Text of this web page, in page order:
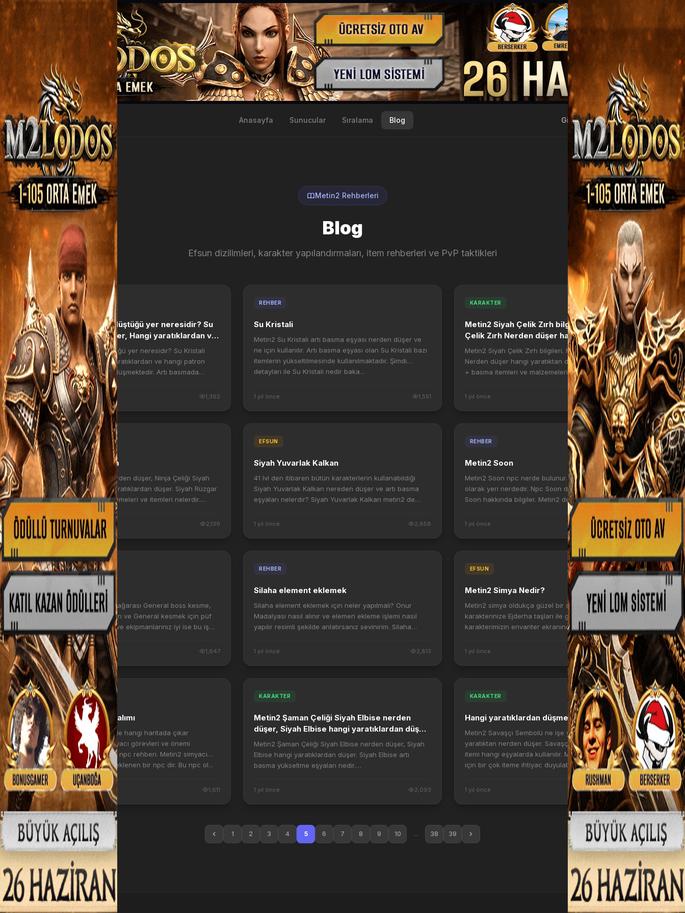
EP Kazan Anasayfa Sunucular Sıralama Blog Giriş Yap Kayıt Ol
Metin2 Rehberleri
Blog
Efsun dizilimleri, karakter yapılandırmaları, item rehberleri ve PvP taktikleri
REHBER
Metin2 Su Kristali düştüğü yer neresidir? Su
Kristali nerden düşer, Hangi yaratıklardan ve
hangi patron bosslardan Su Kr...
Metin2 Su Kristali düştüğü yer neresidir? Su Kristali
nerden düşer, Hangi yaratıklardan ve hangi patron
bosslardan Su Kristali düşmektedir. Artı basmada
metin2 de bu item işinize yarayacaktır. Detaylı...
1 yıl önce 1,362
REHBER
Su Kristali
Metin2 Su Kristali artı basma eşyası nerden düşer ve
ne için kullanılır. Artı basma eşyası olan Su Kristali bazı
itemlerin yükseltilmesinde kullanılmaktadır. Şimdi
detayları ile Su Kristali nedir baka...
1 yıl önce 1,551
KARAKTER
Metin2 Siyah Çelik Zırh bilgileri. Metin2 Siyah
Çelik Zırh Nerden düşer hangi yaratıktan
düşer, Siyah Çelik Zırh + basma itemleri ve
malzemeleri nelerdir.
Metin2 Siyah Çelik Zırh bilgileri. Metin2 Siyah Çelik Zırh
Nerden düşer hangi yaratıktan düşer, Siyah Çelik Zırh
+ basma itemleri ve malzemeleri nelerdir.
https://4.bp.blogspot.com/-GmNWADusRfc/Wiwye7...
1 yıl önce 1,866
KARAKTER
Siyah Rüzgar Takım
Siyah Rüzgar Takım nerden düşer, Ninja Çeliği Siyah
Rüzgar Takımı hangi yaratıklardan düşer. Siyah Rüzgar
Takım artı basma malzemeleri ve itemleri nelerdir.
https://3.bp.blogspot.com/-CEOMVQBibA0/V6Q0...
1 yıl önce 2,139
EFSUN
Siyah Yuvarlak Kalkan
41 lvl den itibaren bütün karakterlerin kullanabildiği
Siyah Yuvarlak Kalkan nereden düşer ve artı basma
eşyaları nelerdir? Siyah Yuvarlak Kalkan metin2 de
1 yıl önce 2,658
REHBER
Metin2 Soon
Metin2 Soon npc nerde bulunur. Haritalı ve koordinatlı
olarak yeri nerdedir. Npc Soon dan alınan görevler ve
Soon hakkında bilgiler. Metin2 de npcler bize görev ve
bazı eşyaları veren görevlilerdir. S...
1 yıl önce 2,336
EFSUN
General Özellikleri
Metin2 2. Kat Sürgün mağarası General boss kesme,
General kesme efsunları ve General kesmek için püf
noktalar nelerdir? Ekip ve ekipmanlarınız iyi ise bu iş
kolay sayılır fakat General de kolay bir pa...
1 yıl önce 1,647
REHBER
Silaha element eklemek
Silaha element eklemek için neler yapılmalı? Onur
Madalyası nasıl alınır ve elemen ekleme işlemi nasıl
yapılır resimli şekilde anlatırsanız sevinirim. Silaha
1 yıl önce 2,813
EFSUN
Metin2 Simya Nedir?
Metin2 simya oldukça güzel bir sistemdir. Simya ile
karakterinize Ejderha taşları ile güç sağlarsınız. Şimdi
karakterimizin envanter ekranında bileziğimizin yanında
ki yeşil taşa tıklayalım ve simya n...
1 yıl önce 1,804
REHBER
Simyacı dan görev alımı
Metin2'de Simyacı nerde hangi haritada çıkar
koordinatları nedir. Simyacı görevleri ve önemi
hakkında detaylı olarak npc rehberi. Metin2 simyacı
yeni gelen özellikle ile eklenen bir npc dir. Bu npc ol...
1 yıl önce 1,611
KARAKTER
Metin2 Şaman Çeliği Siyah Elbise nerden
düşer, Siyah Elbise hangi yaratıklardan düşer.
Siyah Elbise artı basma yükseltme eşyaları
nedir.
Metin2 Şaman Çeliği Siyah Elbise nerden düşer, Siyah
Elbise hangi yaratıklardan düşer. Siyah Elbise artı
basma yükseltme eşyaları nedir.
YIZJqluh_HA/UatM_FaRZRI/AAAAAAAAAFQ/...
1 yıl önce 2,093
KARAKTER
Hangi yaratıklardan düşmektedir;
Metin2 Savaşçı Sembolü ne işe yaramaktadır ve hangi
yaratıktan nerden düşer. Savaşçı Sembolü artı basma
itemi hangi eşyalarda kullanılır. Metin2 de artı basmak
için bir çok iteme ihtiyac duyulabilir. ...
1 yıl önce 1,128
1 2 3 4 5 6 7 8 9 10 ... 38 39